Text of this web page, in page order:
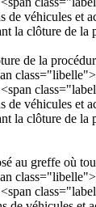
de véhicules et
la clôture de
de la
de véhicules et
la clôture de
au greffe où